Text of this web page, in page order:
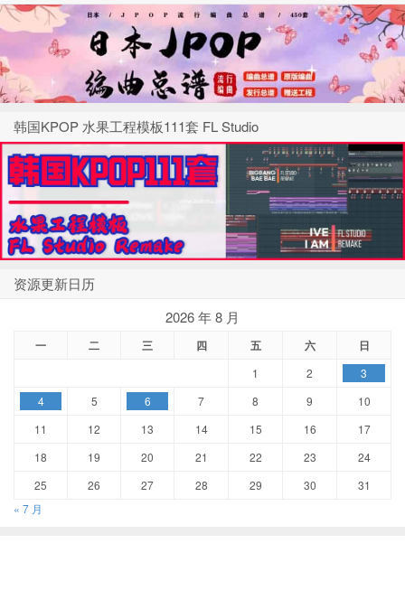
韩国KPOP 水果工程模板111套 FL Studio
资源更新日历
2026 年 8 月
一 二 三 四 五 六 日
1 2
3
4
5 6 7 8 9
10
11
12 13 14 15 16
17
18
19 20 21 22 23
24
25
26 27 28 29 30
31
« 7 月